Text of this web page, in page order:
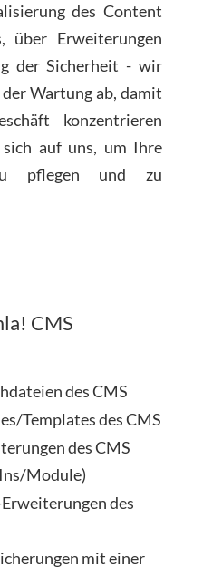
des Content
über Erweiterungen
der Sicherheit - wir
Wartung ab, damit
konzentrieren
sich auf uns, um Ihre
pflegen und zu
CMS
des CMS
Templates des CMS
des CMS
Module)
des
mit einer